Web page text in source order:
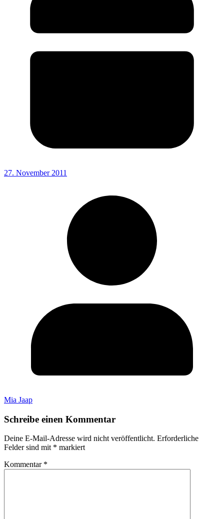
27. November 2011
Mia Jaap
Schreibe einen Kommentar
Deine E-Mail-Adresse wird nicht veröffentlicht. Erforderliche
Felder sind mit * markiert
Kommentar *